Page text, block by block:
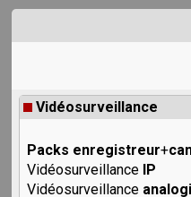
Vidéosurveillance
Packs enregistreur+
Vidéosurveillance IP
Vidéosurveillance